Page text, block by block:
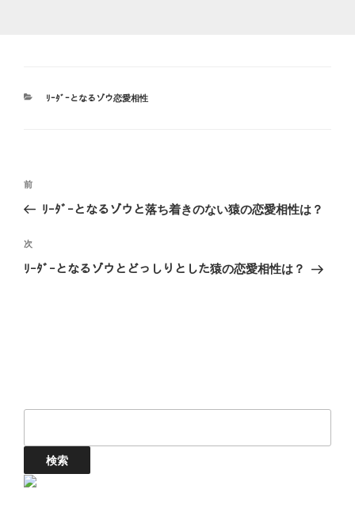
カ
ﾘｰﾀﾞｰとなるゾウ恋愛相性
投
ビ
ゲ
前
の
稿
前
ﾘｰﾀﾞｰとなるゾウと落ち着きのない猿の恋愛相性は？
次
の
次
ﾘｰﾀﾞｰとなるゾウとどっしりとした猿の恋愛相性は？